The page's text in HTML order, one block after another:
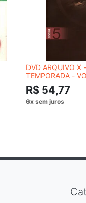
DVD ARQUIVO X
TEMPORADA -
R$ 54,77